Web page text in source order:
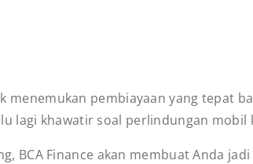
menemukan pembiayaan yang tepat
lagi khawatir soal perlindungan mobil
BCA Finance akan membuat Anda